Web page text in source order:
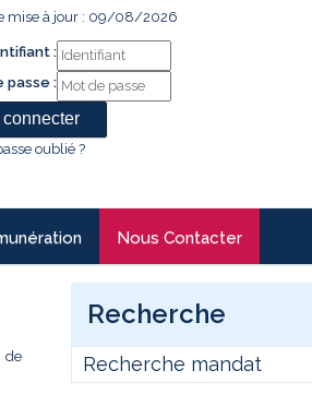
mise à jour : 09/08/2026
:
passe :
oublié ?
Nous Contacter
de
Recherche
Recherche mandat